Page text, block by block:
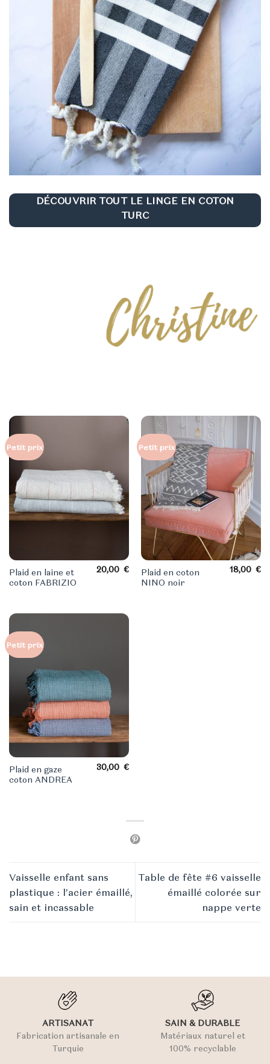
DÉCOUVRIR TOUT LE LINGE EN COTON
TURC
Petit prix
Plaid en laine et
coton FABRIZIO
20,00€
Petit prix
Plaid en coton
NINO noir
18,00€
Petit prix
Plaid en gaze
coton ANDREA
30,00€
Vaisselle enfant sans
plastique : l’acier émaillé,
sain et incassable
Table de fête #6 vaisselle
émaillé colorée sur
nappe verte
ARTISANAT
Fabrication artisanale en
Turquie
SAIN & DURABLE
Matériaux naturel et
100% recyclable